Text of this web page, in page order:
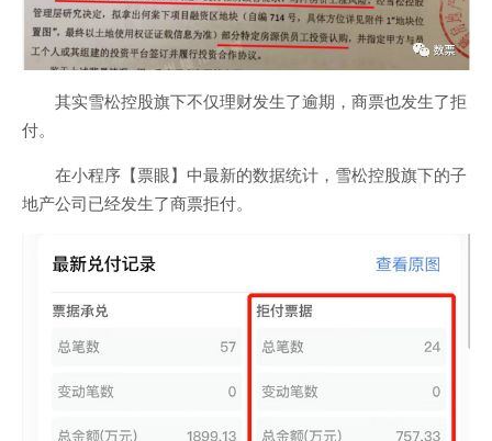
其实雪松控股旗下不仅理财发生了逾期，商票也发生了拒
付。
在小程序【票眼】中最新的数据统计，雪松控股旗下的子
地产公司已经发生了商票拒付。